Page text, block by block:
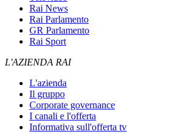
Rai News
Rai Parlamento
GR Parlamento
Rai Sport
L'AZIENDA RAI
L'azienda
Il gruppo
Corporate governance
I canali e l'offerta
Informativa sull'offerta tv